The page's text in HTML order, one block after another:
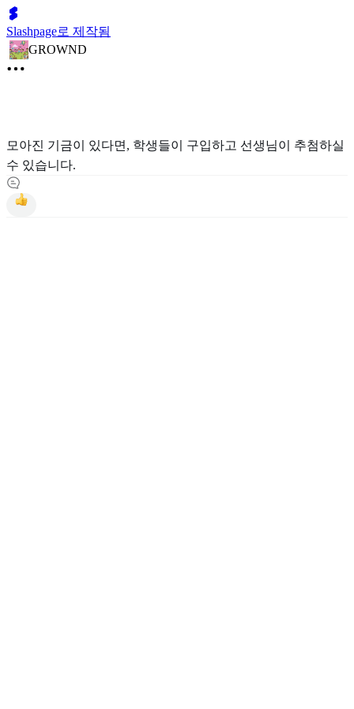
Slashpage로 제작됨
GROWND
모아진 기금이 있다면, 학생들이 구입하고 선생님이 추첨하실
수 있습니다.